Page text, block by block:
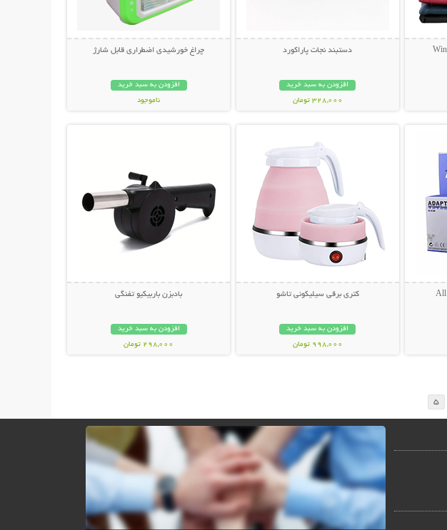
دستبند نجات پاراکورد
افزودن به سبد خرید
328,000 تومان
چراغ خورشیدی اضطراری قابل شارژ
افزودن به سبد خرید
ناموجود
کتری برقی سیلیکونی تاشو
افزودن به سبد خرید
998,000 تومان
بادبزن باربیکیو تفنگی
افزودن به سبد خرید
298,000 تومان
5